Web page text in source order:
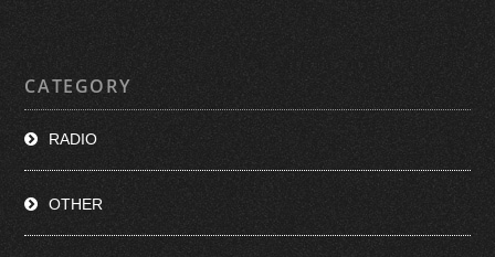
CATEGORY
RADIO
OTHER